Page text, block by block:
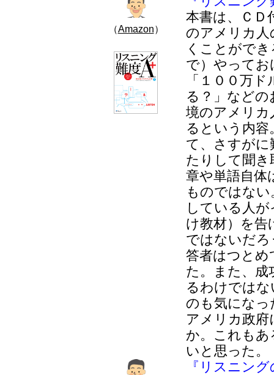
（Amazon）
本書は、ＣＤ
のアメリカ人
くことがで
で）やって
「１００万
る？」など
境のアメリカ
るという内
て、さすがに
たりして聞き
章や単語自体
ものではな
している人
け教材）を
ではないだ
答者はつとめ
た。また、成
るわけでは
のも気になっ
アメリカ政
か。これもあ
いと思った。
『リスニン